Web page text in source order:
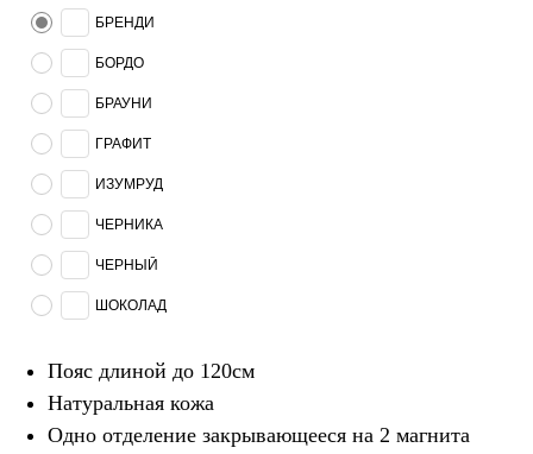
БРЕНДИ
БОРДО
БРАУНИ
ГРАФИТ
ИЗУМРУД
ЧЕРНИКА
ЧЕРНЫЙ
ШОКОЛАД
Пояс длиной до 120см
Натуральная кожа
Одно отделение закрывающееся на 2 магнита